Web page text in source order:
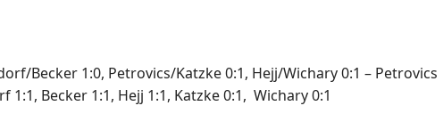
Becker 1:0, Petrovics/Katzke 0:1, Hejj/Wichary 0:1 – Petrovics
1:1, Becker 1:1, Hejj 1:1, Katzke 0:1, Wichary 0:1